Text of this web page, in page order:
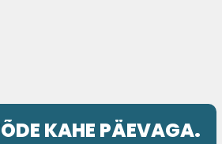
KAHE PÄEVAGA.